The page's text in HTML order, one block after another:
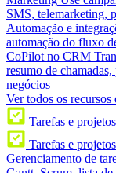
SMS, telemarketing,
Automação e
automação do fluxo
CoPilot no CRM
resumo de
negócios
Ver todos os
Tarefas e projetos
Tarefas e projetos
Gerenciamento de